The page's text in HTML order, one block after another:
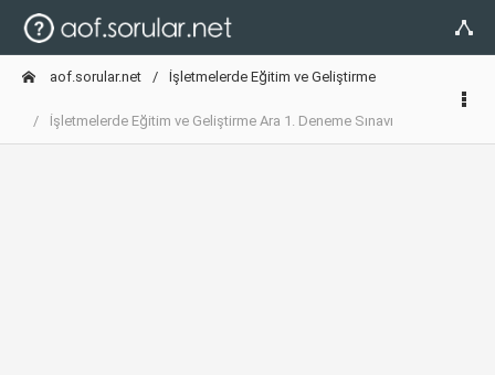
aof.sorular.net İşletmelerde Eğitim ve Geliştirme
İşletmelerde Eğitim ve Geliştirme Ara 1. Deneme Sınavı